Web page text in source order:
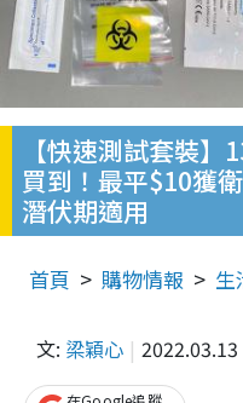
【快速測試套裝
買到！最平$10獲
潛伏期適用
首頁 購物情報 生
文: 梁穎心 2022.03.13